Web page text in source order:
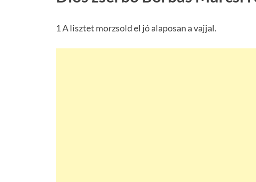
1 A lisztet morzsold el jó alaposan a vajjal.